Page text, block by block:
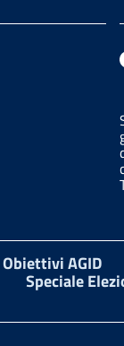
Obiettivi AGID
Speciale